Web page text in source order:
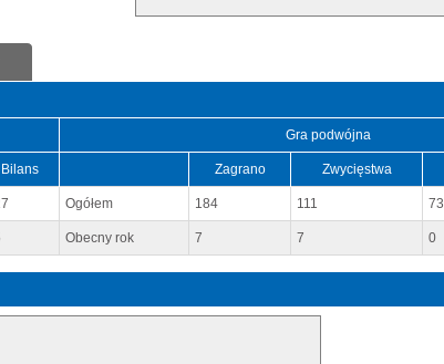
Gra podwójna
Bilans Zagrano Zwycięstwa
Ogółem 184 111 73
Obecny rok 7 7 0